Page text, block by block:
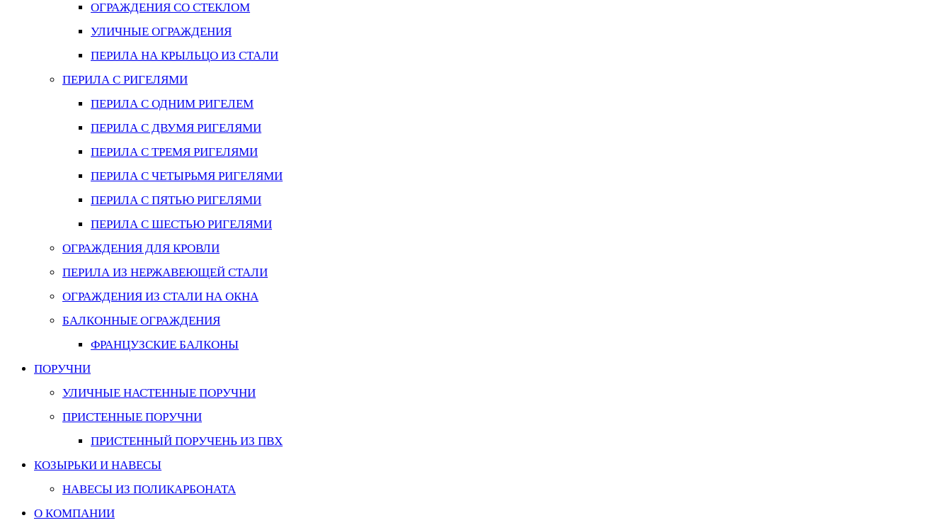
ОГРАЖДЕНИЯ СО СТЕКЛОМ
УЛИЧНЫЕ ОГРАЖДЕНИЯ
ПЕРИЛА НА КРЫЛЬЦО ИЗ СТАЛИ
ПЕРИЛА С РИГЕЛЯМИ
ПЕРИЛА С ОДНИМ РИГЕЛЕМ
ПЕРИЛА С ДВУМЯ РИГЕЛЯМИ
ПЕРИЛА С ТРЕМЯ РИГЕЛЯМИ
ПЕРИЛА С ЧЕТЫРЬМЯ РИГЕЛЯМИ
ПЕРИЛА С ПЯТЬЮ РИГЕЛЯМИ
ПЕРИЛА С ШЕСТЬЮ РИГЕЛЯМИ
ОГРАЖДЕНИЯ ДЛЯ КРОВЛИ
ПЕРИЛА ИЗ НЕРЖАВЕЮЩЕЙ СТАЛИ
ОГРАЖДЕНИЯ ИЗ СТАЛИ НА ОКНА
БАЛКОННЫЕ ОГРАЖДЕНИЯ
ФРАНЦУЗСКИЕ БАЛКОНЫ
ПОРУЧНИ
УЛИЧНЫЕ НАСТЕННЫЕ ПОРУЧНИ
ПРИСТЕННЫЕ ПОРУЧНИ
ПРИСТЕННЫЙ ПОРУЧЕНЬ ИЗ ПВХ
КОЗЫРЬКИ И НАВЕСЫ
НАВЕСЫ ИЗ ПОЛИКАРБОНАТА
О КОМПАНИИ